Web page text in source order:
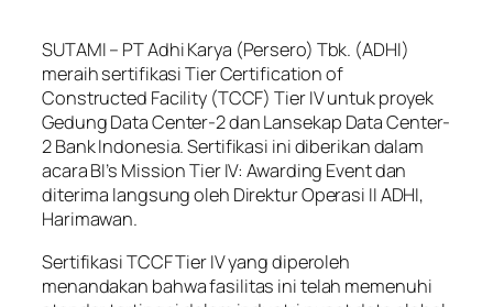
SUTAMI – PT Adhi Karya (Persero) Tbk. (ADHI)
meraih sertifikasi Tier Certification of
Constructed Facility (TCCF) Tier IV untuk proyek
Gedung Data Center-2 dan Lansekap Data Center-
2 Bank Indonesia. Sertifikasi ini diberikan dalam
acara BI’s Mission Tier IV: Awarding Event dan
diterima langsung oleh Direktur Operasi II ADHI,
Harimawan.
Sertifikasi TCCF Tier IV yang diperoleh
menandakan bahwa fasilitas ini telah memenuhi